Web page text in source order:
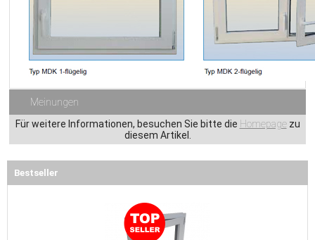
Meinungen
Für weitere Informationen, besuchen Sie bitte die Homepagezu
diesem Artikel.
Bestseller